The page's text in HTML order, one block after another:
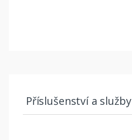
Příslušenství a služby